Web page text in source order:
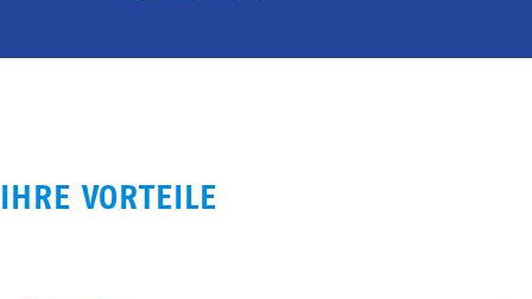
IHRE VORTEILE